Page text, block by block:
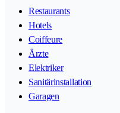
Restaurants
Hotels
Coiffeure
Ärzte
Elektriker
Sanitärinstallation
Garagen